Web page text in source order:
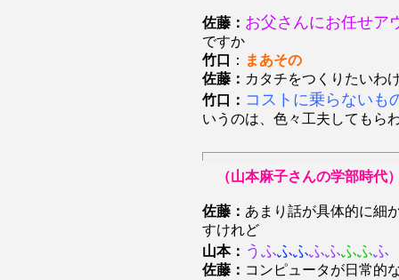
佐藤： お父さんにお任せア
ですか
竹口
： まあその
佐藤： カタチをつくりたいわ
竹口： コストに乗らないも
いうのは、色々工夫してもら
（山本麻子さんの学部時代
佐藤： あまり話が具体的に細
すけれど
山本： うふふふふふふふふ
佐藤： コンピュータが日常的